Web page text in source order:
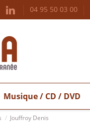
04 95 50 03 00
Musique / CD / DVD
Jouffroy Denis